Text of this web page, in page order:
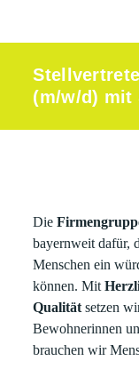
(m/w/d) mit
Die
bayernweit dafür,
Menschen ein
können. Mit
Qualität setzen
Bewohnerinnen
brauchen wir